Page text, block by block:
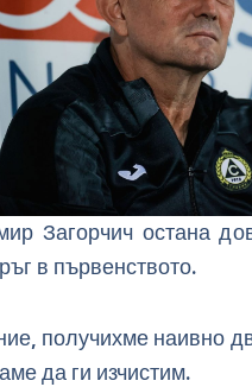
Загорчич остана
в първенството.
получихме наивно
да ги изчистим.